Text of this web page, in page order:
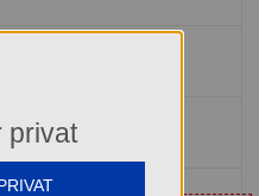
privat